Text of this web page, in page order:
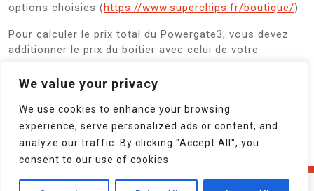
We value your privacy
We use cookies to enhance your browsing
experience, serve personalized ads or content, and
analyze our traffic. By clicking "Accept All", you
consent to our use of cookies.
options choisies (https://www.superchips.fr/boutique/)
Pour calculer le prix total du Powergate3, vous devez
additionner le prix du boitier avec celui de votre
Pour nos clients VIP, nous pouvons personnaliser les
icônes des menus du boitier Powergate3. Le prix
dépendra directement du temps passé sur le design des
icônes.
Copyright© 2014-2026 Superchips, tous droits
Contactez-nous